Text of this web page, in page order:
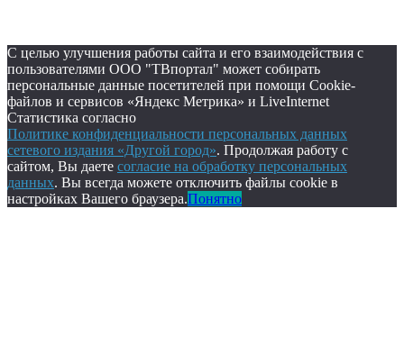
С целью улучшения работы сайта и его взаимодействия с
пользователями ООО "ТВпортал" может собирать
персональные данные посетителей при помощи Cookie-
файлов и сервисов «Яндекс Метрика» и LiveInternet
Статистика согласно
Политике конфиденциальности персональных данных
сетевого издания «Другой город». Продолжая работу с
сайтом, Вы даете согласие на обработку персональных
данных. Вы всегда можете отключить файлы cookie в
настройках Вашего браузера.Понятно